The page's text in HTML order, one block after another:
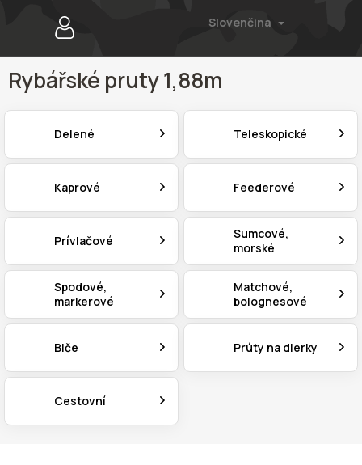
Slovenčina
Rybářské pruty 1,88m
Delené Teleskopické
Kaprové Feederové
Prívlačové
Sumcové,
morské
Spodové,
markerové
Matchové,
bolognesové
Biče Prúty na dierky
Cestovní